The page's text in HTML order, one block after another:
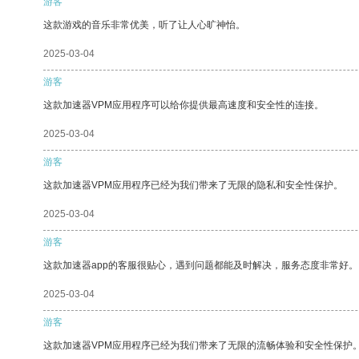
这款游戏的音乐非常优美，听了让人心旷神怡。
2025-03-04
游客
这款加速器VPM应用程序可以给你提供最高速度和安全性的连接。
2025-03-04
游客
这款加速器VPM应用程序已经为我们带来了无限的隐私和安全性保护。
2025-03-04
游客
这款加速器app的客服很贴心，遇到问题都能及时解决，服务态度非常好。
2025-03-04
游客
这款加速器VPM应用程序已经为我们带来了无限的流畅体验和安全性保护